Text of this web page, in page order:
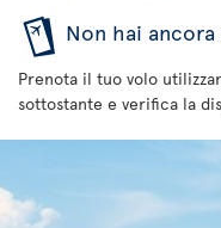
Non hai
Prenota il tuo volo
sottostante e verifica la